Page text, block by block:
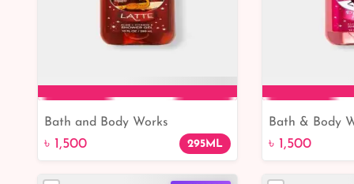
Add to Cart
Bath and Body Works
Gingerbread Latte Shower Gel
৳ 1,500 295ML
Bath & Body
Peppermint
৳ 1,500